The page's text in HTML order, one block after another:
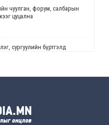
чуулган, форум, салбарын
цуцална
сургуулийн бүртгэлд